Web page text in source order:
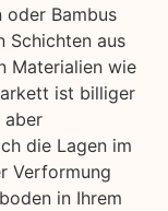
Bambus
Schichten aus
Materialien wie
ist billiger
aber
die Lagen im
Verformung
in Ihrem